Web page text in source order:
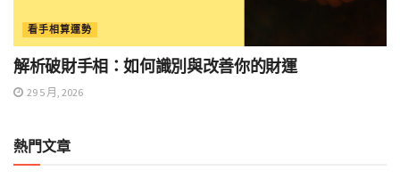
看手相算運勢
解析破財手相：如何識別與改善你的財運
29 5 月, 2026
熱門文章